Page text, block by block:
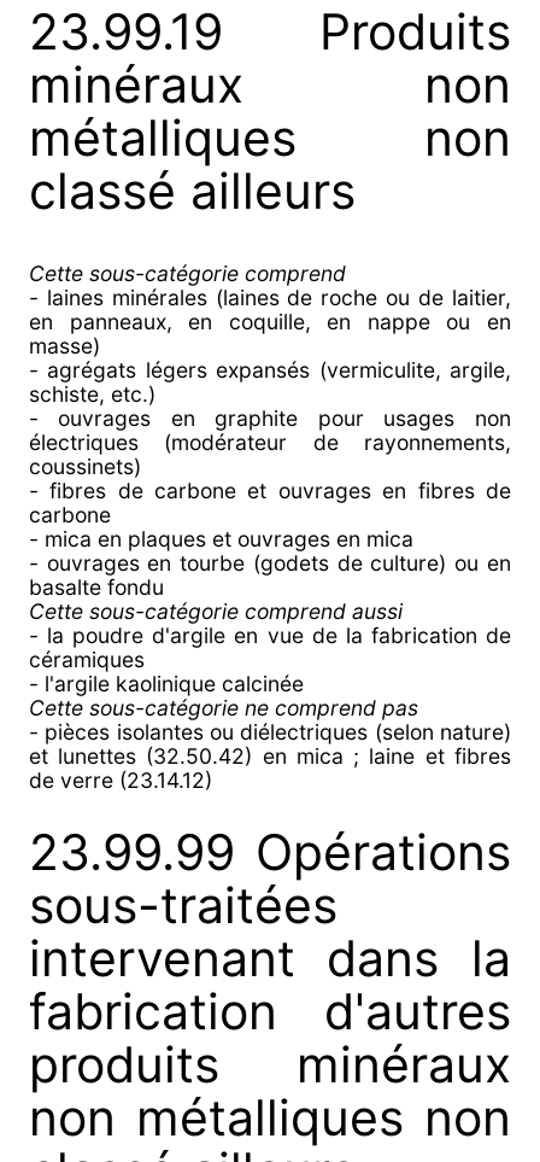
23.99.19 Produits
minéraux non
métalliques non
classé ailleurs
Cette sous-catégorie comprend
- laines minérales (laines de roche ou de laitier,
en panneaux, en coquille, en nappe ou en
masse)
- agrégats légers expansés (vermiculite, argile,
schiste, etc.)
- ouvrages en graphite pour usages non
électriques (modérateur de rayonnements,
coussinets)
- fibres de carbone et ouvrages en fibres de
carbone
- mica en plaques et ouvrages en mica
- ouvrages en tourbe (godets de culture) ou en
basalte fondu
Cette sous-catégorie comprend aussi
- la poudre d'argile en vue de la fabrication de
céramiques
- l'argile kaolinique calcinée
Cette sous-catégorie ne comprend pas
- pièces isolantes ou diélectriques (selon nature)
et lunettes (32.50.42) en mica ; laine et fibres
de verre (23.14.12)
23.99.99 Opérations
sous-traitées
intervenant dans la
fabrication d'autres
produits minéraux
non métalliques non